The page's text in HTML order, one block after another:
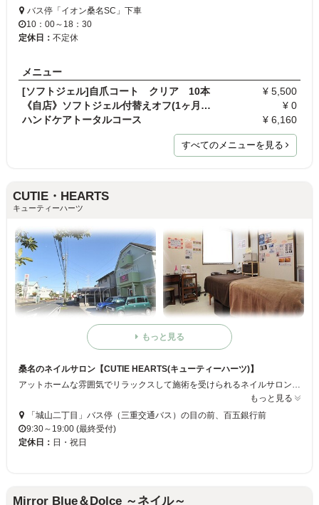
バス停「イオン桑名SC」下車
10：00～18：30
定休日： 不定休
メニュー
[ソフトジェル]自爪コート クリア 10本
¥ 5,500
《自店》ソフトジェル付替えオフ(1ヶ月以内)
¥ 0
ハンドケアトータルコース
¥ 6,160
すべてのメニューを見る
CUTIE・HEARTS
キューティーハーツ
もっと見る
桑名のネイルサロン【CUTIE HEARTS(キューティーハーツ)】
もっと見る
「城山二丁目」バス停（三重交通バス）の目の前、百五銀行前
9:30～19:00 (最終受付)
定休日： 日・祝日
Mirror Blue＆Dolce ～ネイル～